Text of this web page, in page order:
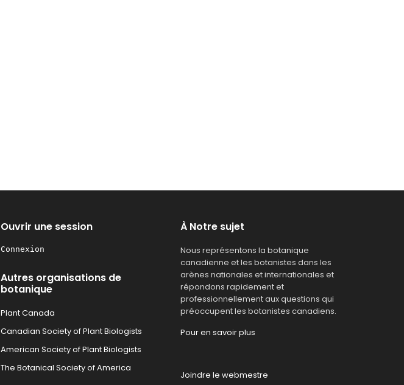
Ouvrir une session
Connexion
Autres organisations de
botanique
Plant Canada
Canadian Society of Plant Biologists
American Society of Plant Biologists
The Botanical Society of America
À Notre sujet
Nous représentons la botanique
canadienne et les botanistes dans les
arènes nationales et internationales et
répondons rapidement et
professionnellement aux questions qui
préoccupent les botanistes canadiens.
Pour en savoir plus
Joindre le webmestre